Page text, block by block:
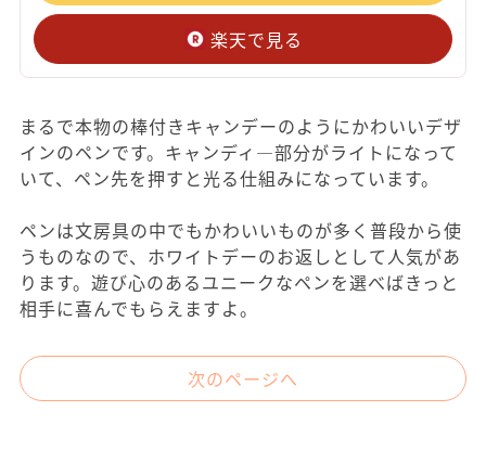
楽天で見る
まるで本物の棒付きキャンデーのようにかわいいデザ
インのペンです。キャンディ―部分がライトになって
いて、ペン先を押すと光る仕組みになっています。
ペンは文房具の中でもかわいいものが多く普段から使
うものなので、ホワイトデーのお返しとして人気があ
ります。遊び心のあるユニークなペンを選べばきっと
相手に喜んでもらえますよ。
次のページへ